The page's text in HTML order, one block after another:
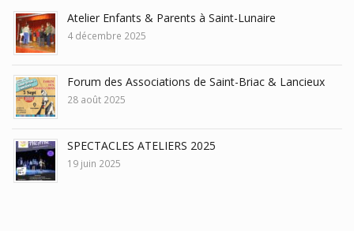
Atelier Enfants & Parents à Saint-Lunaire
4 décembre 2025
Forum des Associations de Saint-Briac & Lancieux
28 août 2025
SPECTACLES ATELIERS 2025
19 juin 2025